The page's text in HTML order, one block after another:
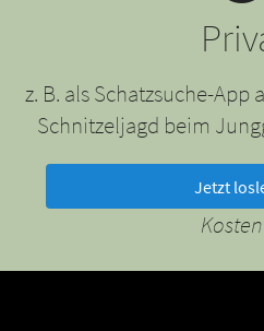
z. B. als Schatzsuche-App
Schnitzeljagd beim
Jetzt